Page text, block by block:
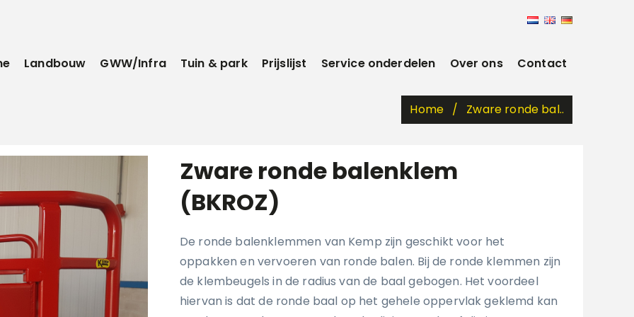
Landbouw GWW/Infra Tuin & park Prijslijst Service onderdelen Over ons Contact
Home Zware ronde bal..
Zware ronde balenklem
(BKROZ)
De ronde balenklemmen van Kemp zijn geschikt voor het
oppakken en vervoeren van ronde balen. Bij de ronde klemmen zijn
de klembeugels in de radius van de baal gebogen. Het voordeel
hiervan is dat de ronde baal op het gehele oppervlak geklemd kan